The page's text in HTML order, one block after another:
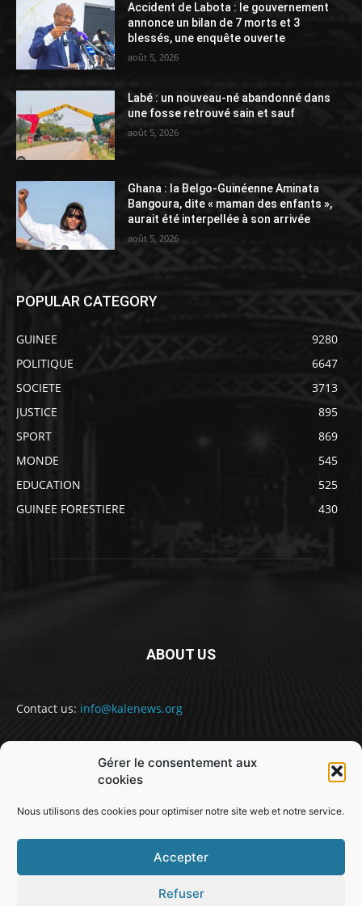
Gérer le consentement aux
cookies
Nous utilisons des cookies pour optimiser notre site web et notre service.
Accepter
Refuser
Accident de Labota : le gouvernement
annonce un bilan de 7 morts et 3
blessés, une enquête ouverte
août 5, 2026
Labé : un nouveau-né abandonné dans
une fosse retrouvé sain et sauf
août 5, 2026
Ghana : la Belgo-Guinéenne Aminata
Bangoura, dite « maman des enfants »,
aurait été interpellée à son arrivée
août 5, 2026
POPULAR CATEGORY
GUINEE
9280
POLITIQUE
6647
SOCIETE
3713
JUSTICE
895
SPORT
869
MONDE
545
EDUCATION
525
GUINEE FORESTIERE
430
ABOUT US
Contact us: info@kalenews.org
FOLLOW US
@snabe// sekou.nabe@abakusitsolutions.eu